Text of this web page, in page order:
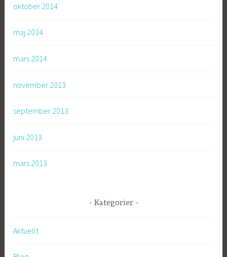
oktober 2014
maj 2014
mars 2014
november 2013
september 2013
juni 2013
mars 2013
Kategorier
Aktuellt